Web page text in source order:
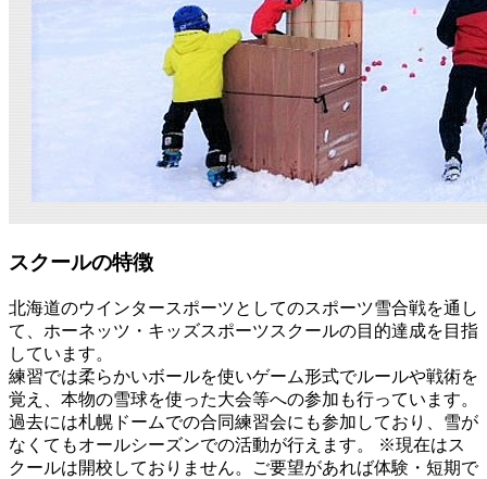
スクールの特徴
北海道のウインタースポーツとしてのスポーツ雪合戦を通し
て、ホーネッツ・キッズスポーツスクールの目的達成を目指
しています。
練習では柔らかいボールを使いゲーム形式でルールや戦術を
覚え、本物の雪球を使った大会等への参加も行っています。
過去には札幌ドームでの合同練習会にも参加しており、雪が
なくてもオールシーズンでの活動が行えます。
※現在はス
クールは開校しておりません。ご要望があれば体験・短期で